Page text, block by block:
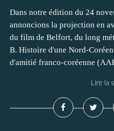
Dans notre édition du 24
annoncions la projection en
du film de Belfort, du long
B. Histoire d'une Nord-
d'amitié franco-coréenne
Lire la